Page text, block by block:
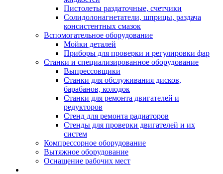
Пистолеты раздаточные, счетчики
Солидолонагнетатели, шприцы, раздача
консистентных смазок
Вспомогательное оборудование
Мойки деталей
Приборы для проверки и регулировки фар
Станки и специализированное оборудование
Выпрессовщики
Станки для обслуживания дисков,
барабанов, колодок
Станки для ремонта двигателей и
редукторов
Стенд для ремонта радиаторов
Стенды для проверки двигателей и их
систем
Компрессорное оборудование
Вытяжное оборудование
Оснащение рабочих мест